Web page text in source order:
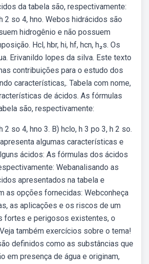
da tabela são, respectivamente:
2 so 4, hno. Webos hidrácidos são
hidrogênio e não possuem
Hcl, hbr, hi, hf, hcn, h₂s. Os
Erivanildo lopes da silva. Este texto
contribuições para o estudo dos
características,. Tabela com nome,
de ácidos. As fórmulas
são, respectivamente:
2 so 4, hno 3. B) hclo, h 3 po 3, h 2 so.
algumas características e
ácidos: As fórmulas dos ácidos
Webanalisando as
apresentados na tabela e
as opções fornecidas: Webconheça
as aplicações e os riscos de um
fortes e perigosos existentes, o
também exercícios sobre o tema!
definidos como as substâncias que
em presença de água e originam,